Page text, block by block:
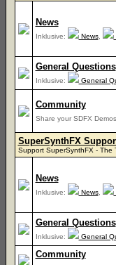
News
Inklusive: News,
General Questions
Inklusive: General
Community
Share your SDFX
SuperSynthFX
Support SuperSynthFX - The
News
Inklusive: News,
General Questions
Inklusive: General
Community